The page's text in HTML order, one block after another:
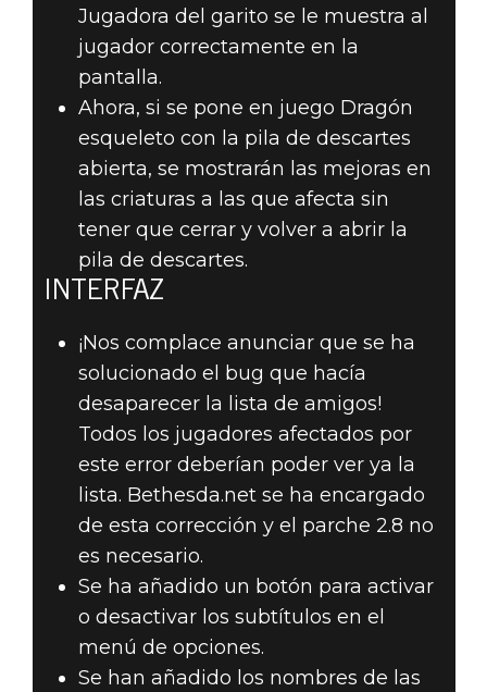
Jugadora del garito se le muestra al
jugador correctamente en la
pantalla.
Ahora, si se pone en juego Dragón
esqueleto con la pila de descartes
abierta, se mostrarán las mejoras en
las criaturas a las que afecta sin
tener que cerrar y volver a abrir la
pila de descartes.
INTERFAZ
¡Nos complace anunciar que se ha
solucionado el bug que hacía
desaparecer la lista de amigos!
Todos los jugadores afectados por
este error deberían poder ver ya la
lista. Bethesda.net se ha encargado
de esta corrección y el parche 2.8 no
es necesario.
Se ha añadido un botón para activar
o desactivar los subtítulos en el
menú de opciones.
Se han añadido los nombres de las